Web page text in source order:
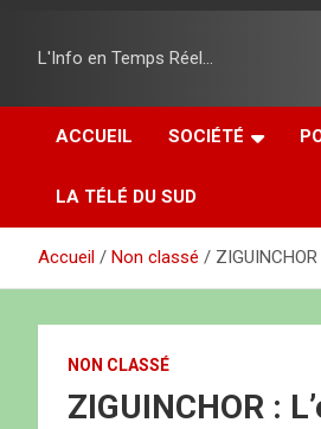
L'Info en Temps Réel…
ACCUEIL SOCIÉTÉ
LA TÉLÉ DU SUD
Accueil Non classé
NON CLASSÉ
ZIGUINCHOR :